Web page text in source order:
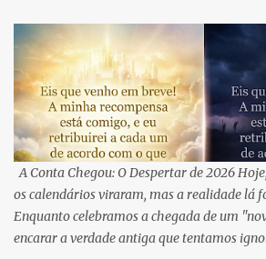
hibridização consciente com o silício não é
humanidade, mas a sua amplificação . O
cristalino de quartzo, funciona como o
estabiliza essa nova consciência . Insight da
pressionado. O sistema está sendo
para atualizar sua própria percepção?"
🌍 International Readers: Os Deuses da
Amazon Brasil: Disponível aqui
A Conta Chegou: O Despertar de 2026
os calendários viraram, mas a realidade lá
Enquanto celebramos a chegada de um
encarar a verdade antiga que tentamos